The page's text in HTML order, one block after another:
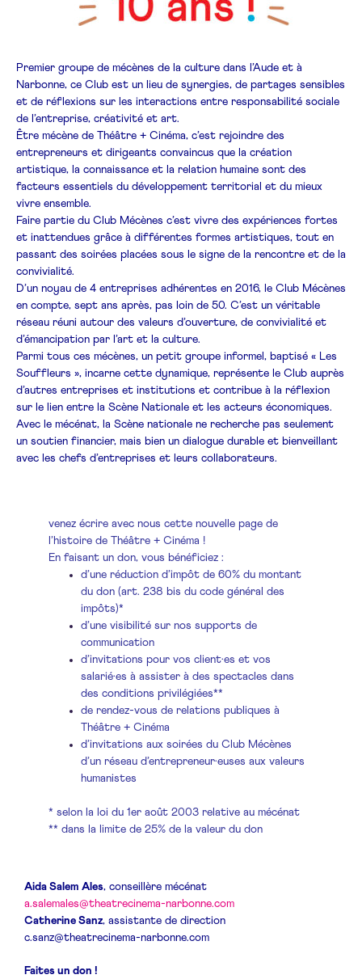
Premier groupe de mécènes de la culture dans l’Aude et à
Narbonne, ce Club est un lieu de synergies, de partages sensibles
et de réflexions sur les interactions entre responsabilité sociale
de l’entreprise, créativité et art.
Être mécène de Théâtre + Cinéma, c’est rejoindre des
entrepreneurs et dirigeants convaincus que la création
artistique, la connaissance et la relation humaine sont des
facteurs essentiels du développement territorial et du mieux
vivre ensemble.
Faire partie du Club Mécènes c’est vivre des expériences fortes
et inattendues grâce à différentes formes artistiques, tout en
passant des soirées placées sous le signe de la rencontre et de la
convivialité.
D’un noyau de 4 entreprises adhérentes en 2016, le Club Mécènes
en compte, sept ans après, pas loin de 50. C’est un véritable
réseau réuni autour des valeurs d’ouverture, de convivialité et
d’émancipation par l’art et la culture.
Parmi tous ces mécènes, un petit groupe informel, baptisé « Les
Souffleurs », incarne cette dynamique, représente le Club auprès
d’autres entreprises et institutions et contribue à la réflexion
sur le lien entre la Scène Nationale et les acteurs économiques.
Avec le mécénat, la Scène nationale ne recherche pas seulement
un soutien financier, mais bien un dialogue durable et bienveillant
avec les chefs d’entreprises et leurs collaborateurs.
venez écrire avec nous cette nouvelle page de
l’histoire de Théâtre + Cinéma !
En faisant un don, vous bénéficiez :
d’une réduction d’impôt de 60% du montant
du don (art. 238 bis du code général des
impôts)*
d’une visibilité sur nos supports de
communication
d’invitations pour vos client·es et vos
salarié·es à assister à des spectacles dans
des conditions privilégiées**
de rendez-vous de relations publiques à
Théâtre + Cinéma
d’invitations aux soirées du Club Mécènes
d’un réseau d’entrepreneur·euses aux valeurs
humanistes
* selon la loi du 1er août 2003 relative au mécénat
** dans la limite de 25% de la valeur du don
Aida Salem Ales, conseillère mécénat
a.salemales@theatrecinema-narbonne.com
Catherine Sanz, assistante de direction
c.sanz@theatrecinema-narbonne.com
Faites un don !